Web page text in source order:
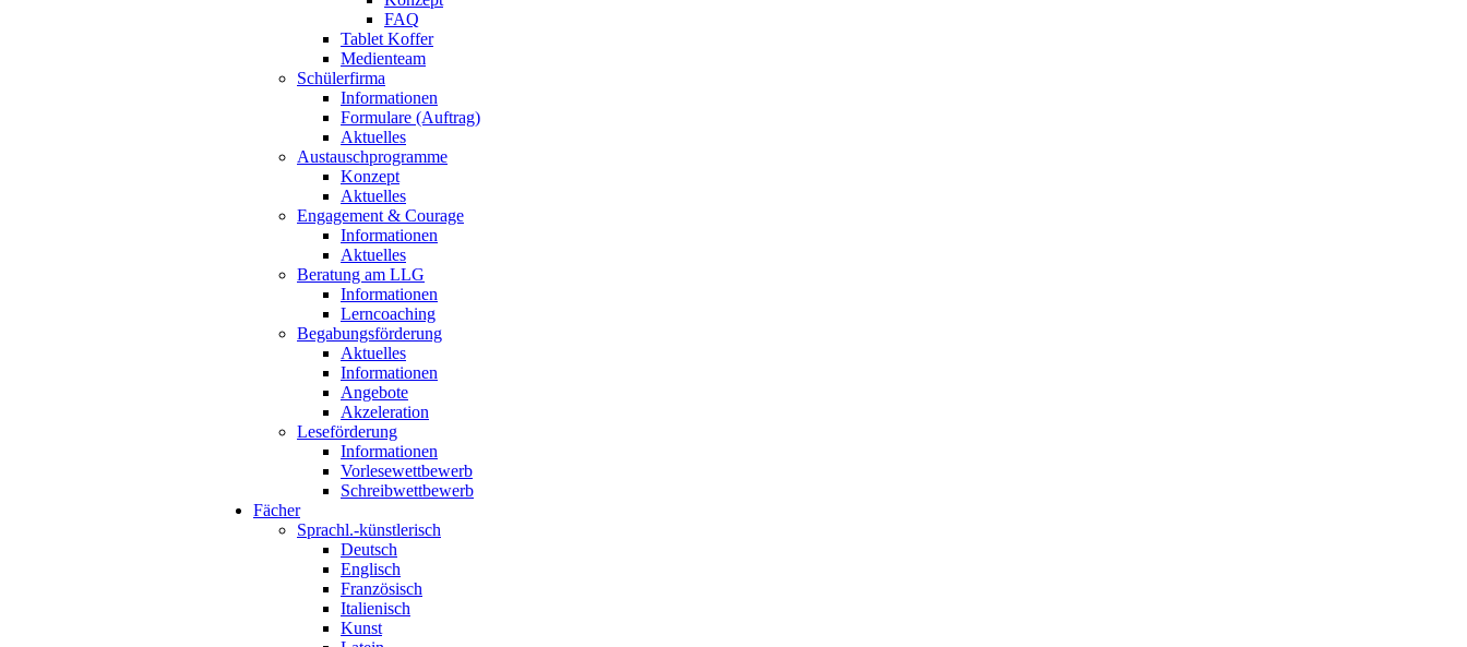
FAQ
Tablet Koffer
Medienteam
Schülerfirma
Informationen
Formulare (Auftrag)
Aktuelles
Austauschprogramme
Konzept
Aktuelles
Engagement & Courage
Informationen
Aktuelles
Beratung am LLG
Informationen
Lerncoaching
Begabungsförderung
Aktuelles
Informationen
Angebote
Akzeleration
Leseförderung
Informationen
Vorlesewettbewerb
Schreibwettbewerb
Fächer
Sprachl.-künstlerisch
Deutsch
Englisch
Französisch
Italienisch
Kunst